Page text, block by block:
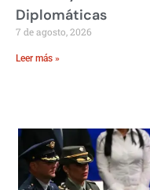
Diplomáticas
7 de agosto, 2026
Leer más »